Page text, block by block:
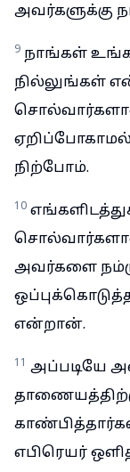
அவர்களுக்கு
9 நாங்கள்
நில்லுங்கள்
நிற்போம்.
10
அவர்களை
என்றான்.
11 அப்படியே
எபிரெயர்